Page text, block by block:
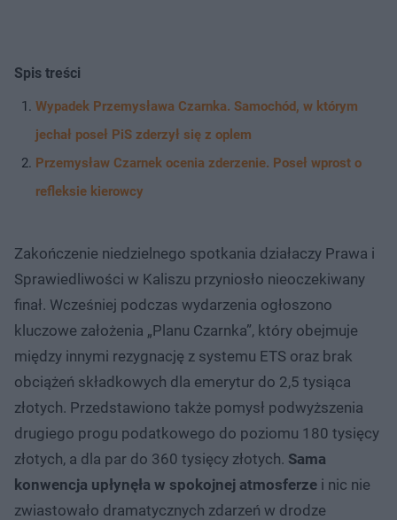
Spis treści
Wypadek Przemysława Czarnka. Samochód, w którym
jechał poseł PiS zderzył się z oplem
Przemysław Czarnek ocenia zderzenie. Poseł wprost o
refleksie kierowcy
Zakończenie niedzielnego spotkania działaczy Prawa i
Sprawiedliwości w Kaliszu przyniosło nieoczekiwany
finał. Wcześniej podczas wydarzenia ogłoszono
kluczowe założenia „Planu Czarnka”, który obejmuje
między innymi rezygnację z systemu ETS oraz brak
obciążeń składkowych dla emerytur do 2,5 tysiąca
złotych. Przedstawiono także pomysł podwyższenia
drugiego progu podatkowego do poziomu 180 tysięcy
złotych, a dla par do 360 tysięcy złotych. Sama
konwencja upłynęła w spokojnej atmosferze i nic nie
zwiastowało dramatycznych zdarzeń w drodze